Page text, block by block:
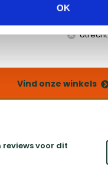
OK
Utrecht
Vind onze winkels
reviews voor dit